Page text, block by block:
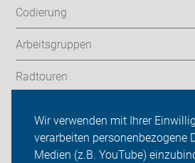
Wir verwenden mit Ihrer
verarbeiten personenbezogene
Medien (z.B. YouTube)
Codierung
Arbeitsgruppen
Radtouren
Kalender